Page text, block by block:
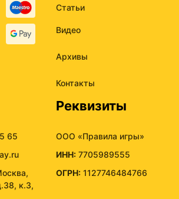
Статьи
Видео
Архивы
Контакты
65
к.3,
Реквизиты
ООО «Правила игры»
ИНН: 7705989555
ОГРН: 1127746484766